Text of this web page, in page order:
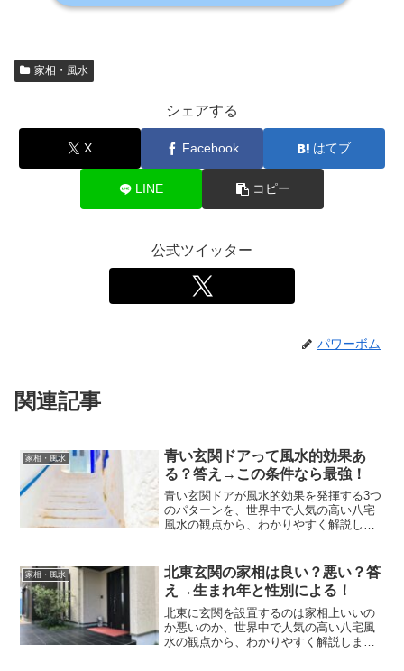
家相・風水
シェアする
X Facebook はてブ
LINE コピー
公式ツイッター
パワーボム
関連記事
家相・風水
青い玄関ドアって風水的効果あ
る？答え→この条件なら最強！
青い玄関ドアが風水的効果を発揮する3つ
のパターンを、世界中で人気の高い八宅
風水の観点から、わかりやすく解説しま
家相・風水
北東玄関の家相は良い？悪い？答
え→生まれ年と性別による！
北東に玄関を設置するのは家相上いいの
か悪いのか、世界中で人気の高い八宅風
水の観点から、わかりやすく解説しま